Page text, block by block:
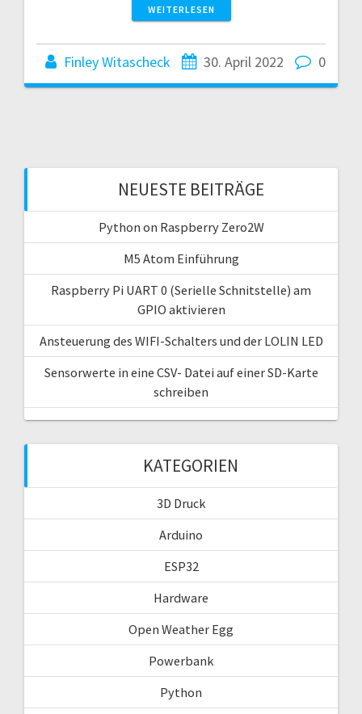
WEITERLESEN
Finley Witascheck 30. April 2022 0
NEUESTE BEITRÄGE
Python on Raspberry Zero2W
M5 Atom Einführung
Raspberry Pi UART 0 (Serielle Schnitstelle) am
GPIO aktivieren
Ansteuerung des WIFI-Schalters und der LOLIN LED
Sensorwerte in eine CSV- Datei auf einer SD-Karte
schreiben
KATEGORIEN
3D Druck
Arduino
ESP32
Hardware
Open Weather Egg
Powerbank
Python